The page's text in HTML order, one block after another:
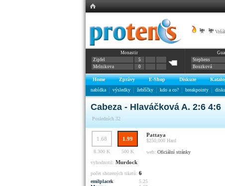
Monastir
Zipfel
5
Melnikova
0
Stephens
Bouzková
Home Zprávy E-Shop Diskuze
nabídka
výsledky žebříčky kdo a co? breakpointy
Cabeza - Hlaváčková A. 2:6 4:6
Posledních 32
1.68 1.99
Pattaya
$250,000 Hard
8.300 K
500 K web: Oficiální stránky
vyhodnotil: Murdock
počet shozených tiketů: 6
emilplacek
5.25